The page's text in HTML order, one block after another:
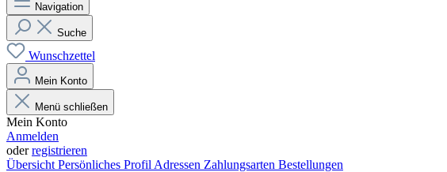
Navigation
Suche
Wunschzettel
Mein Konto
Menü schließen
Mein Konto
Anmelden
oderregistrieren
Übersicht Persönliches Profil Adressen Zahlungsarten Bestellungen